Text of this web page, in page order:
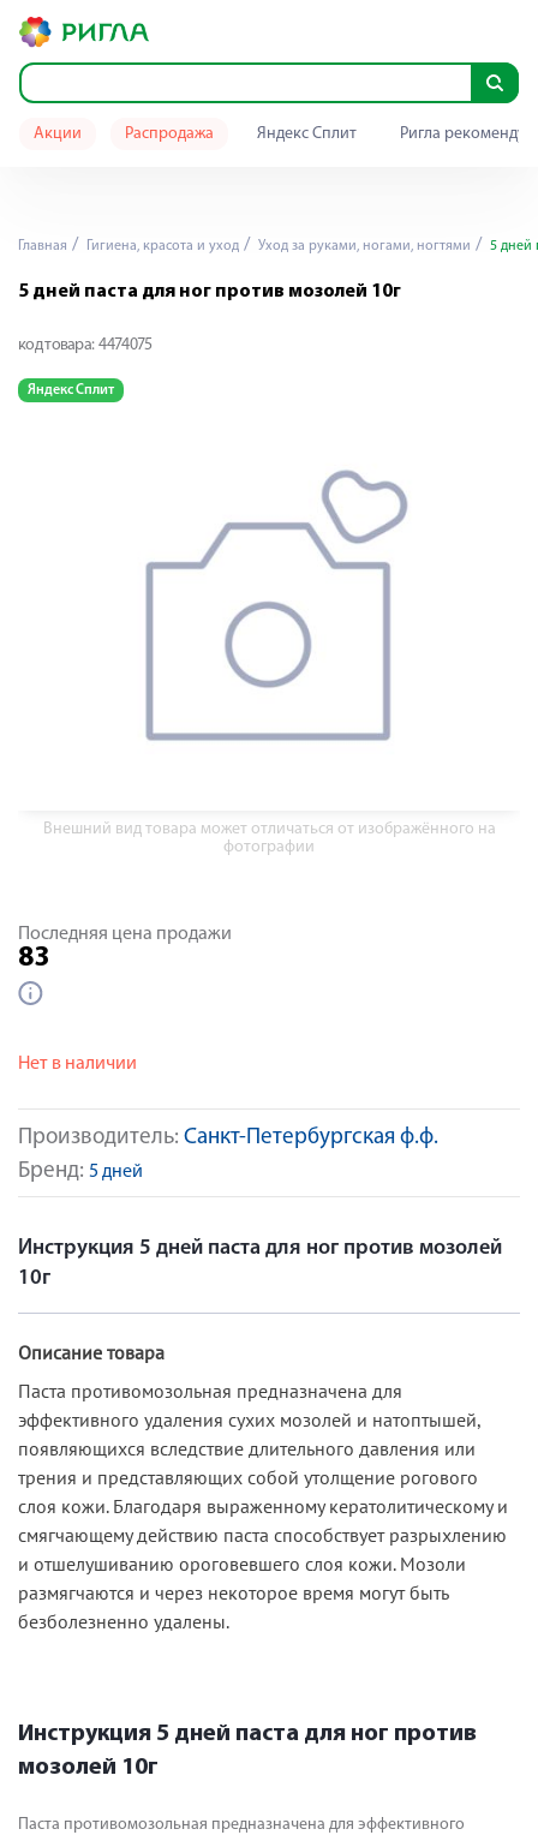
Акции Распродажа Яндекс Сплит Ригла
Главная Гигиена, красота и уход Уход за руками, ногами, ногтями 5 дней
5 дней паста для ног против мозолей 10г
код товара: 4474075
Яндекс Сплит
Внешний вид товара может отличаться от изображённого на
фотографии
Производитель: Санкт-Петербургская ф.ф.
Бренд: 5 дней
Последняя цена продажи
83
Нет в наличии
Инструкция 5 дней паста для ног против мозолей
10г
Описание товара
Паста противомозольная предназначена для
эффективного удаления сухих мозолей и натоптышей,
появляющихся вследствие длительного давления или
трения и представляющих собой утолщение рогового
слоя кожи. Благодаря выраженному кератолитическому и
смягчающему действию паста способствует разрыхлению
и отшелушиванию ороговевшего слоя кожи. Мозоли
размягчаются и через некоторое время могут быть
безболезненно удалены.
Инструкция 5 дней паста для ног против
мозолей 10г
Паста противомозольная предназначена для эффективного